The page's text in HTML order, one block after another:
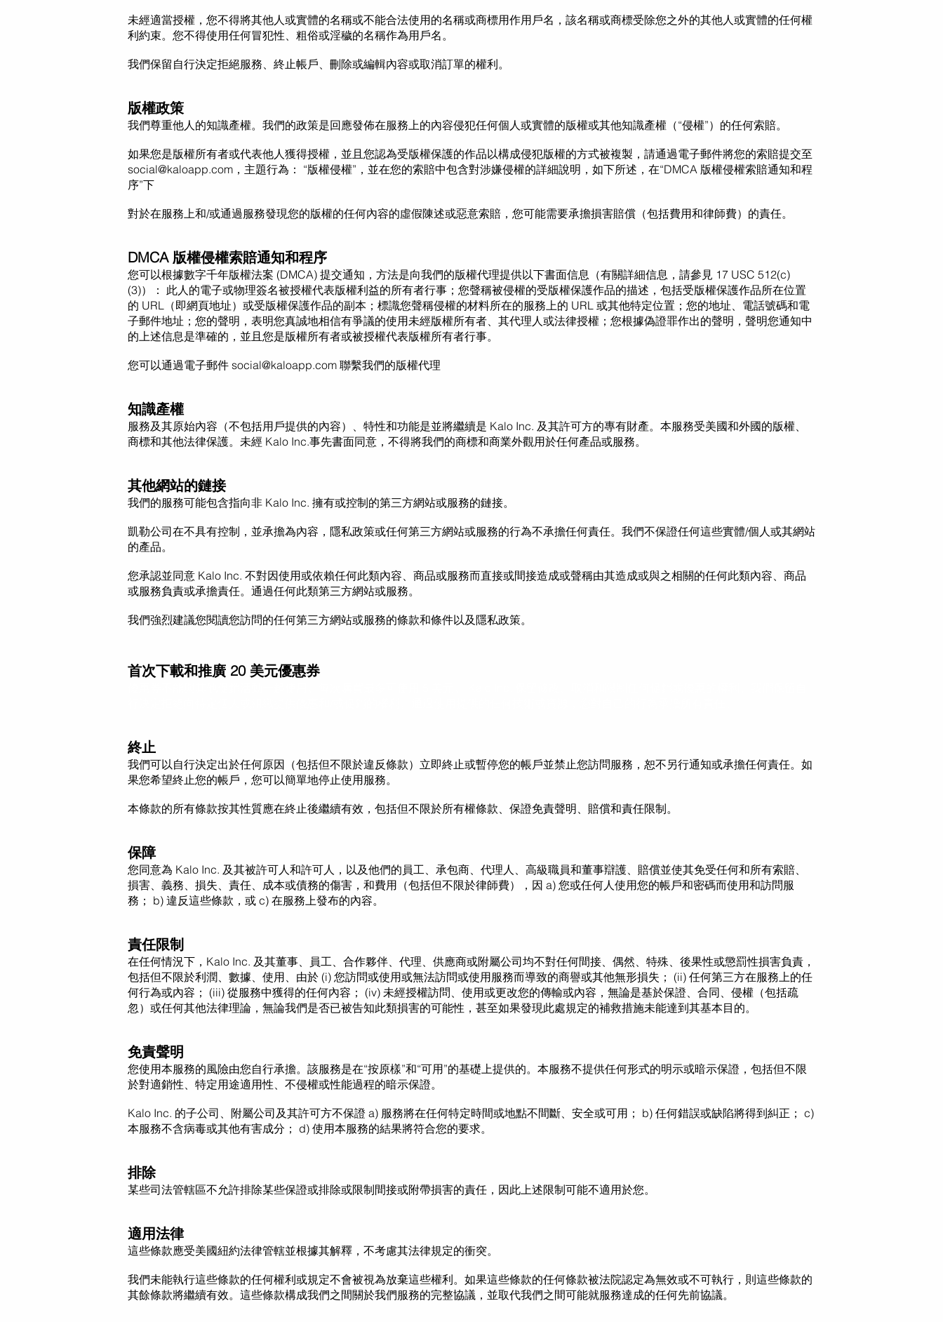
未經適當授權，您不得將其他人或實體的名稱或不能合法使用的名稱或商標用作用戶名，該名稱或商標受除您之外的其他人或實體的任何權
利約束。您不得使用任何冒犯性、粗俗或淫穢的名稱作為用戶名。
我們保留自行決定拒絕服務、終止帳戶、刪除或編輯內容或取消訂單的權利。
版權政策
我們尊重他人的知識產權。我們的政策是回應發佈在服務上的內容侵犯任何個人或實體的版權或其他知識產權（“侵權”）的任何索賠。
如果您是版權所有者或代表他人獲得授權，並且您認為受版權保護的作品以構成侵犯版權的方式被複製，請通過電子郵件將您的索賠提交至
social@kaloapp.com ，主題行為： “版權侵權”，並在您的索賠中包含對涉嫌侵權的詳細說明，如下所述，在“DMCA 版權侵權索賠通知和程
序”下
對於在服務上和/或通過服務發現您的版權的任何內容的虛假陳述或惡意索賠，您可能需要承擔損害賠償（包括費用和律師費）的責任。
DMCA 版權侵權索賠通知和程序
您可以根據數字千年版權法案 (DMCA) 提交通知，方法是向我們的版權代理提供以下書面信息（有關詳細信息，請參見 17 USC 512(c)
(3)）： 此人的電子或物理簽名被授權代表版權利益的所有者行事；您聲稱被侵權的受版權保護作品的描述，包括受版權保護作品所在位置
的 URL（即網頁地址）或受版權保護作品的副本；標識您聲稱侵權的材料所在的服務上的 URL 或其他特定位置；您的地址、電話號碼和電
子郵件地址；您的聲明，表明您真誠地相信有爭議的使用未經版權所有者、其代理人或法律授權；您根據偽證罪作出的聲明，聲明您通知中
的上述信息是準確的，並且您是版權所有者或被授權代表版權所有者行事。
您可以通過電子郵件 social@kaloapp.com 聯繫我們的版權代理
知識產權
服務及其原始內容（不包括用戶提供的內容）、特性和功能是並將繼續是 Kalo Inc. 及其許可方的專有財產。本服務受美國和外國的版權、
商標和其他法律保護。 未經 Kalo Inc.事先書面同意，不得將我們的商標和商業外觀用於任何產品或服務。
其他網站的鏈接
我們的服務可能包含指向非 Kalo Inc. 擁有或控制的第三方網站或服務的鏈接。
凱勒公司在不具有控制 ， 並承擔為內容，隱私政策或任何第三方網站或服務的行為不承擔任何責任。我們不保證任何這些實體/個人或其網站
的產品。
您承認並同意 Kalo Inc. 不對因使用或依賴任何此類內容、商品或服務而直接或間接造成或聲稱由其造成或與之相關的任何此類內容、商品
或服務負責或承擔責任。 通過任何此類第三方網站或服務。
我們強烈建議您閱讀您訪問的任何第三方網站或服務的條款和條件以及隱私政策。
首次下載和推廣 20 美元優惠券
終止
我們可以自行決定出於任何原因（包括但不限於違反條款）立即終止或暫停您的帳戶並禁止您訪問服務，恕不另行通知或承擔任何責任。如
果您希望終止您的帳戶，您可以簡單地停止使用服務。
本條款的所有條款按其性質應在終止後繼續有效，包括但不限於所有權條款、保證免責聲明、賠償和責任限制。
保障
您同意為 Kalo Inc. 及其被許可人和許可人，以及他們的員工、承包商、代理人、高級職員和董事辯護、賠償並使其免受任何和所有索賠、
損害、義務、損失、責任、成本或債務的傷害，和費用（包括但不限於律師費），因 a) 您或任何人使用您的帳戶和密碼而使用和訪問服
務； b) 違反這些條款，或 c) 在服務上發布的內容。
責任限制
在任何情況下，Kalo Inc. 及其董事、員工、合作夥伴、代理、供應商或附屬公司均不對任何間接、偶然、特殊、後果性或懲罰性損害負責，
包括但不限於利潤、數據、使用、由於 (i) 您訪問或使用或無法訪問或使用服務而導致的商譽或其他無形損失； (ii) 任何第三方在服務上的任
何行為或內容； (iii) 從服務中獲得的任何內容； (iv) 未經授權訪問、使用或更改您的傳輸或內容，無論是基於保證、合同、侵權（包括疏
忽）或任何其他法律理論，無論我們是否已被告知此類損害的可能性，甚至如果發現此處規定的補救措施未能達到其基本目的。
免責聲明
您使用本服務的風險由您自行承擔。該服務是在“按原樣”和“可用”的基礎上提供的。本服務不提供任何形式的明示或暗示保證，包括但不限
於對適銷性、特定用途適用性、不侵權或性能過程的暗示保證。
Kalo Inc. 的子公司、附屬公司及其許可方不保證 a) 服務將在任何特定時間或地點不間斷、安全或可用； b) 任何錯誤或缺陷將得到糾正； c)
本服務不含病毒或其他有害成分； d) 使用本服務的結果將符合您的要求。
排除
某些司法管轄區不允許排除某些保證或排除或限制間接或附帶損害的責任，因此上述限制可能不適用於您。
適用法律
這些條款應受美國紐約法律管轄並根據其解釋，不考慮其法律規定的衝突。
我們未能執行這些條款的任何權利或規定不會被視為放棄這些權利。如果這些條款的任何條款被法院認定為無效或不可執行，則這些條款的
其餘條款將繼續有效。這些條款構成我們之間關於我們服務的完整協議，並取代我們之間可能就服務達成的任何先前協議。